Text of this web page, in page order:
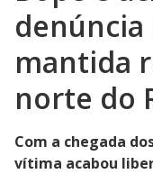
mantida
norte do
Com a chegada
vítima acabou